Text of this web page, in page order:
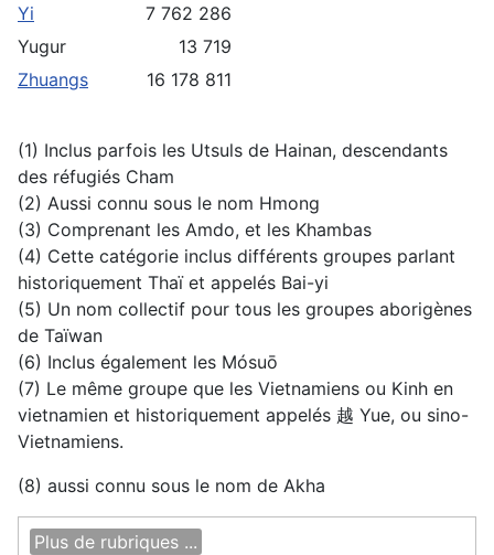
Yi
7 762 286
Yugur
13 719
Zhuangs
16 178 811
(1) Inclus parfois les Utsuls de Hainan, descendants
des réfugiés Cham
(2) Aussi connu sous le nom Hmong
(3) Comprenant les Amdo, et les Khambas
(4) Cette catégorie inclus différents groupes parlant
historiquement Thaï et appelés Bai-yi
(5) Un nom collectif pour tous les groupes aborigènes
de Taïwan
(6) Inclus également les Mósuō
(7) Le même groupe que les Vietnamiens ou Kinh en
vietnamien et historiquement appelés 越 Yue, ou sino-
Vietnamiens.
(8) aussi connu sous le nom de Akha
Plus de rubriques ...